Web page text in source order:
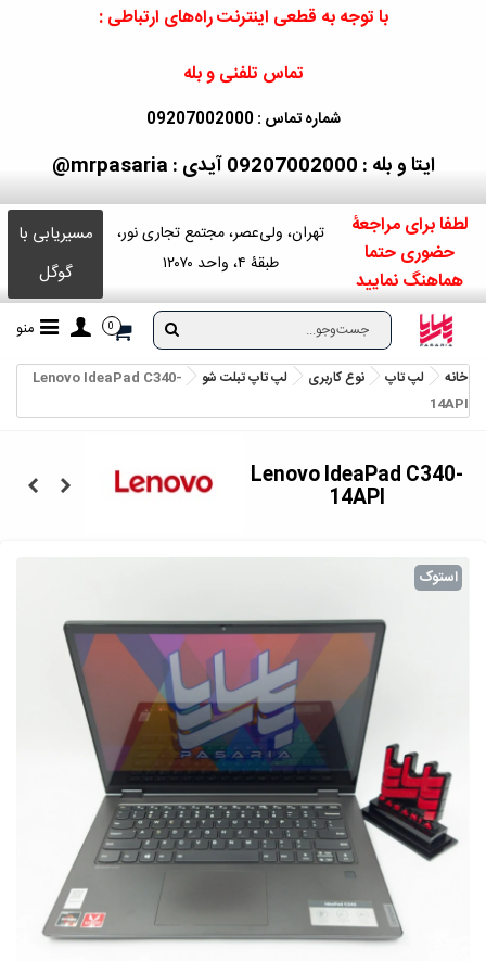
با توجه به قطعی اینترنت راه‌های ارتباطی :
تماس تلفنی و بله
شماره تماس : 09207002000
ایتا و بله : 09207002000 آیدی : mrpasaria@
لطفا برای مراجعۀ
حضوری حتما
هماهنگ نمایید
تهران، ولی‌عصر، مجتمع تجاری نور،
طبقۀ ۴، واحد ۱۲۰۷۰
مسیریابی با
گوگل
0 منو
خانه لپ تاپ نوع کاربری لپ تاپ تبلت شو
Lenovo IdeaPad C340-
14API
Lenovo IdeaPad C340-
14API
استوک